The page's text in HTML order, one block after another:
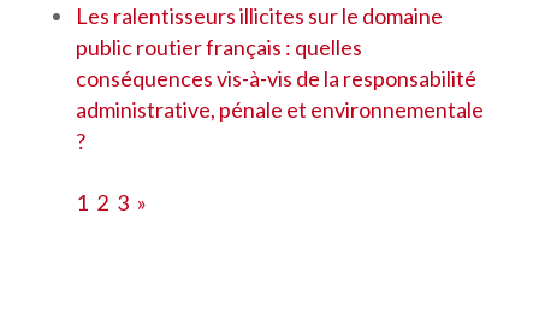
Les ralentisseurs illicites sur le domaine
public routier français : quelles
conséquences vis-à-vis de la responsabilité
administrative, pénale et environnementale
?
1 2 3 »